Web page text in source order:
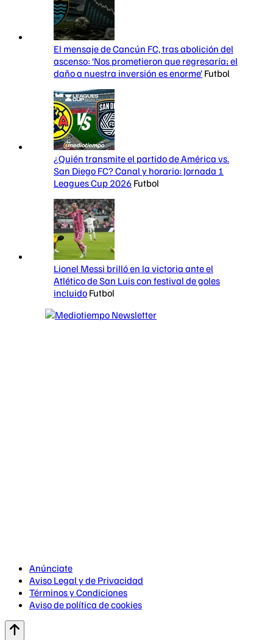
El mensaje de Cancún FC, tras abolición del
ascenso: ‘Nos prometieron que regresaría; el
daño a nuestra inversión es enorme’ Futbol
¿Quién transmite el partido de América vs.
San Diego FC? Canal y horario: Jornada 1
Leagues Cup 2026 Futbol
Lionel Messi brilló en la victoria ante el
Atlético de San Luis con festival de goles
incluido Futbol
Anúnciate
Aviso Legal y de Privacidad
Términos y Condiciones
Aviso de política de cookies